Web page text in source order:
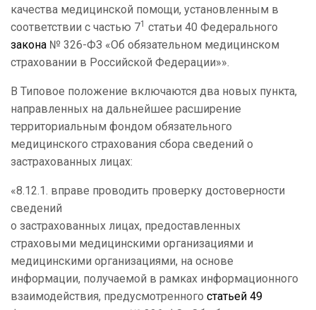
качества медицинской помощи, установленным в
соответствии с частью 71 статьи 40 Федерального
закона № 326-ФЗ «Об обязательном медицинском
страховании в Российской Федерации»».
В Типовое положение включаются два новых пункта,
направленных на дальнейшее расширение
территориальным фондом обязательного
медицинского страхования сбора сведений о
застрахованных лицах:
«8.12.1. вправе проводить проверку достоверности
сведений
о застрахованных лицах, предоставленных
страховыми медицинскими организациями и
медицинскими организациями, на основе
информации, получаемой в рамках информационного
взаимодействия, предусмотренного статьей 49